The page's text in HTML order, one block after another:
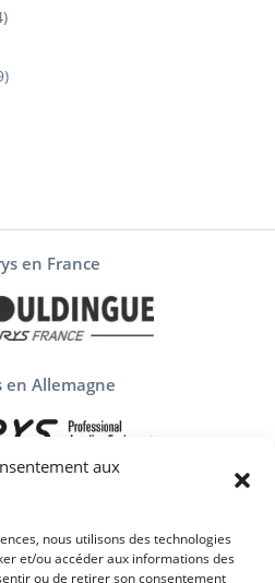
aux
nous utilisons des technologies
et/ou accéder aux informations des
ou de retirer son consentement
produits
produits
en France
en Allemagne
en Espagne